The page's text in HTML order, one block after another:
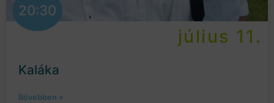
20:30
július 11.
Kaláka
Bővebben »